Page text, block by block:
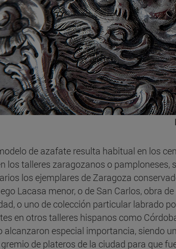
de azafate resulta habitual en los
los talleres zaragozanos o
los ejemplares de Zaragoza
Lacasa menor, o de San Carlos, obra
o uno de colección particular labrado
en otros talleres hispanos como
alcanzaron especial importancia, siendo
de plateros de la ciudad para que